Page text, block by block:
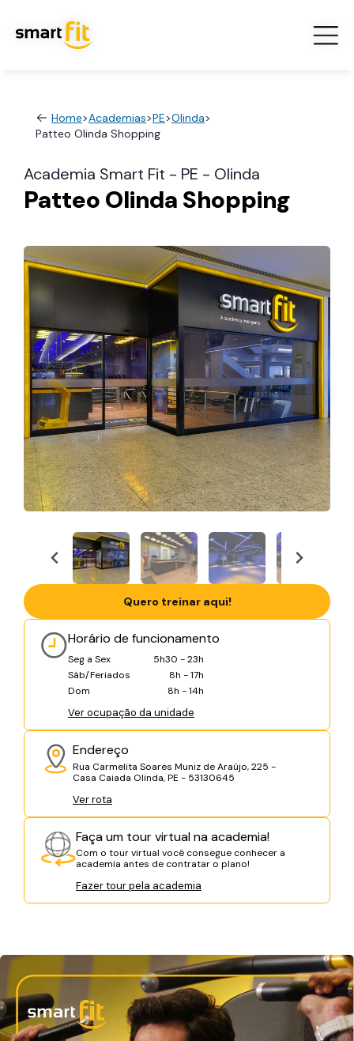
Home>Academias>PE>Olinda>
Patteo Olinda Shopping
Academia Smart Fit - PE - Olinda
Patteo Olinda Shopping
Horário de funcionamento
Seg a Sex
5h30 - 23h
Sáb/Feriados
8h - 17h
Dom
8h - 14h
Ver ocupação da unidade
Endereço
Rua Carmelita Soares Muniz de Araújo, 225 -
Casa Caiada Olinda, PE - 53130645
Ver rota
Faça um tour virtual na academia!
Com o tour virtual você consegue conhecer a
academia antes de contratar o plano!
Fazer tour pela academia
Quero treinar aqui!